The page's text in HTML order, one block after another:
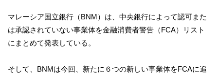
マレーシア国立銀行（BNM）は、中央銀行によって認可また
は承認されていない事業体を金融消費者警告（FCA）リスト
にまとめて発表している。
そして、BNMは今回、新たに６つの新しい事業体をFCAに追